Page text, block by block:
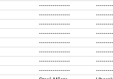
----------------
----------------
----------------
----------------
----------------
----------------
----------------
----------------